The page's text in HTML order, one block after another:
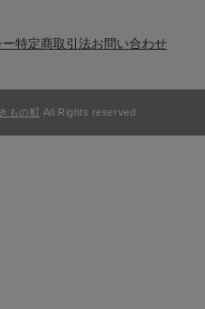
特定商取引法お問い合わせ
もの町 All Rights reserved.